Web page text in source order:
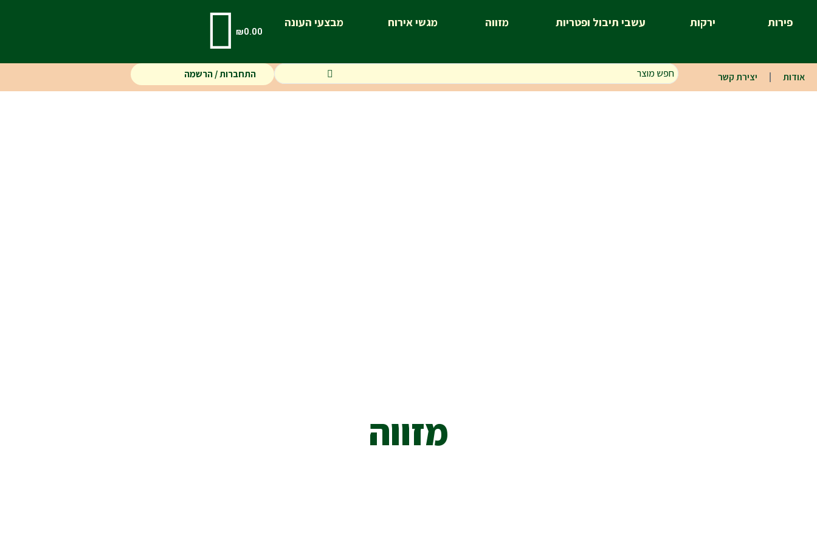
פירות ירקות עשבי תיבול ופטריות מזווה מגשי אירוח מבצעי העונה
₪0.00
אודות יצירת קשר התחברות / הרשמה
מזווה